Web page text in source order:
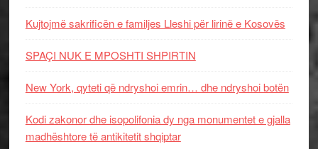
Kujtojmë sakrificën e familjes Lleshi për lirinë e Kosovës
SPAÇI NUK E MPOSHTI SHPIRTIN
New York, qyteti që ndryshoi emrin… dhe ndryshoi botën
Kodi zakonor dhe isopolifonia dy nga monumentet e gjalla
madhështore të antikitetit shqiptar